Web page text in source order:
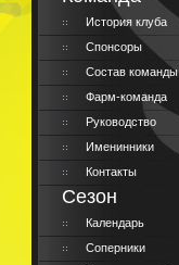
История клуба
Спонсоры
Состав команды
Фарм-команда
Руководство
Именинники
Контакты
Сезон
Календарь
Соперники